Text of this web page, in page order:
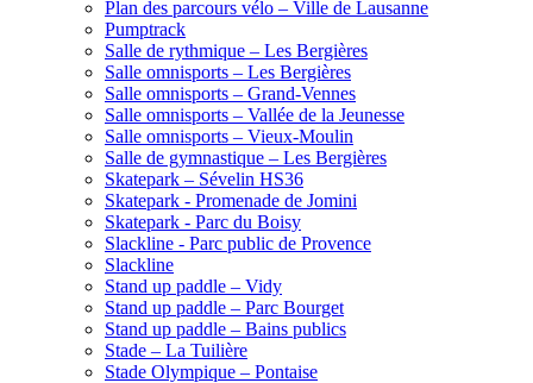
Plan des parcours vélo – Ville de Lausanne
Pumptrack
Salle de rythmique – Les Bergières
Salle omnisports – Les Bergières
Salle omnisports – Grand-Vennes
Salle omnisports – Vallée de la Jeunesse
Salle omnisports – Vieux-Moulin
Salle de gymnastique – Les Bergières
Skatepark – Sévelin HS36
Skatepark - Promenade de Jomini
Skatepark - Parc du Boisy
Slackline - Parc public de Provence
Slackline
Stand up paddle – Vidy
Stand up paddle – Parc Bourget
Stand up paddle – Bains publics
Stade – La Tuilière
Stade Olympique – Pontaise